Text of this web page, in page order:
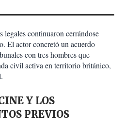
legales continuaron cerrándose
El actor concretó un acuerdo
con tres hombres que
civil activa en territorio británico,
Y LOS
PREVIOS